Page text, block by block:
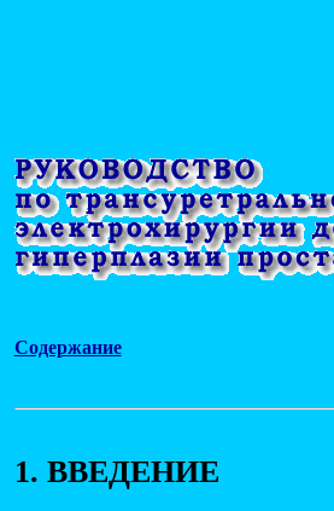
Содержание
1. ВВЕДЕНИЕ